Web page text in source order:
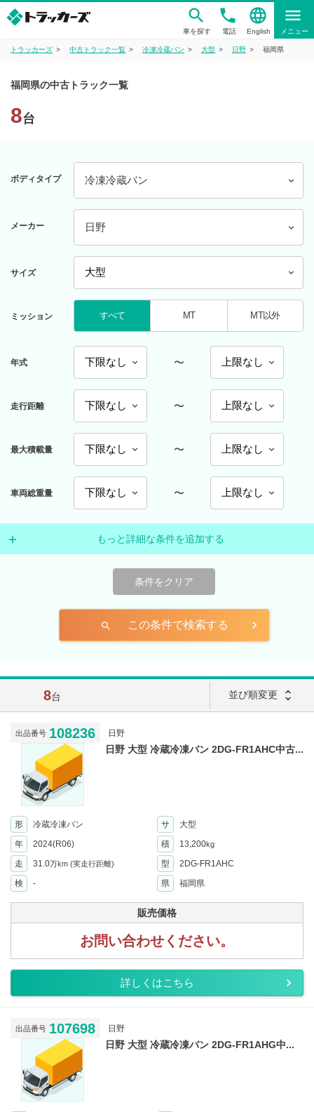
車を探す
phone
電話
language
English
menu
メニュー
トラッカーズ 中古トラック一覧 冷凍冷蔵バン 大型 日野 福岡県
福岡県の中古トラック一覧
8台
ボディタイプ 冷凍冷蔵バン
メーカー 日野
サイズ
ミッション すべて MT MT以外
年式 〜
走行距離 〜
最大積載量 〜
車両総重量 〜
もっと詳細な条件を追加する
条件をクリア
search この条件で検索する
8台 並び順変更 unfold_more
出品番号 108236 日野
日野 大型 冷蔵冷凍バン 2DG-FR1AHC中古...
形 冷蔵冷凍バン サ
大型
年
2024(R06) 積 13,200kg
走 31.0万km (実走行距離) 型
2DG-FR1AHC
検
- 県 福岡県
販売価格
お問い合わせください。
詳しくはこちら
出品番号 107698 日野
日野 大型 冷蔵冷凍バン 2DG-FR1AHG中...